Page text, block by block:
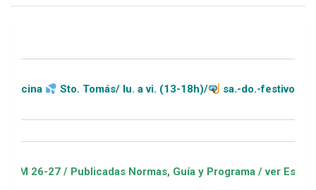
Sto. Tomás/ lu. a vi. (13-18h)/ sa.-do.-festivos (11-20h)
/ Publicadas Normas, Guía y Programa / ver Escuelas